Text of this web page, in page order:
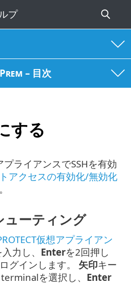
– 目次
する
プライアンスでSSHを有効
アクセスの有効化/無効化
ューティング
仮想アプライアン
力し、 Enterを2回押し
グインします。 矢印キー
を選択し、 Enter